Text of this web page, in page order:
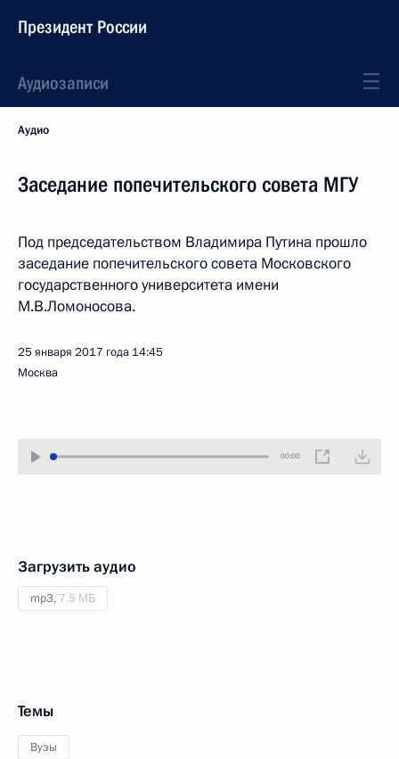
Президент России
Аудиозаписи
Аудио
Заседание попечительского совета МГУ
Под председательством Владимира Путина прошло
заседание попечительского совета Московского
государственного университета имени
М.В.Ломоносова.
25 января 2017 года 14:45
Москва
00:00
Загрузить аудио
mp3, 7.5 МБ
Темы
Вузы